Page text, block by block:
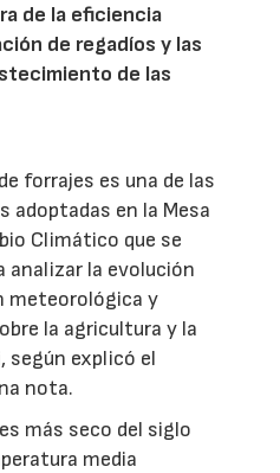
de la eficiencia
de regadíos y las
de las
forrajes es una de las
adoptadas en la Mesa
Climático que se
analizar la evolución
meteorológica y
la agricultura y la
según explicó el
nota.
más seco del siglo
media